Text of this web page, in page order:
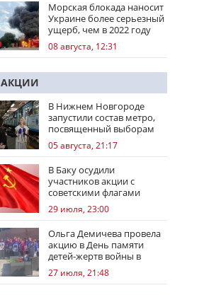
Морская блокада наносит
Украине более серьезный
ущерб, чем в 2022 году
08 августа, 12:31
АКЦИИ
В Нижнем Новгороде
запустили состав метро,
посвященный выборам
05 августа, 21:17
В Баку осудили
участников акции с
советскими флагами
29 июля, 23:00
Ольга Демичева провела
акцию в День памяти
детей-жертв войны в
Донбассе
27 июля, 21:48